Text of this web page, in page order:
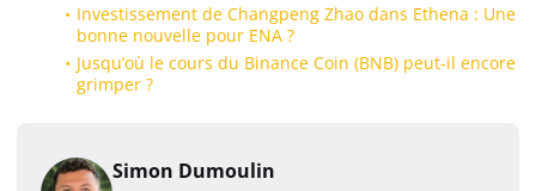
Investissement de Changpeng Zhao dans Ethena : Une
bonne nouvelle pour ENA ?
Jusqu’où le cours du Binance Coin (BNB) peut-il encore
grimper ?
Simon Dumoulin